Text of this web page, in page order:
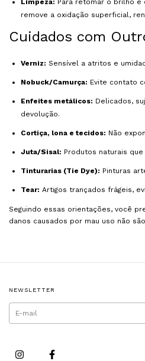
remove a oxidação superficial,
Cuidados com
Verniz: Sensível a atritos e
Nobuck/Camurça: Evite contato
Enfeites metálicos: Delicados,
devolução.
Cortiça, lona e tecidos: Não
Juta/Sisal: Produtos naturais
Tinturarias (Tie Dye): Pinturas
Tear: Artigos trançados frágeis,
Seguindo essas orientações, você
danos causados por mau uso não
NEWSLETTER